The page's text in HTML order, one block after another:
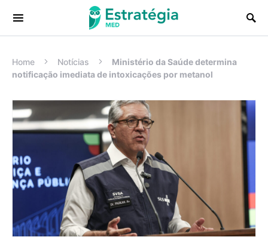
Procurar:
Home Notícias
Ministério da Saúde determina
notificação imediata de intoxicações por metanol